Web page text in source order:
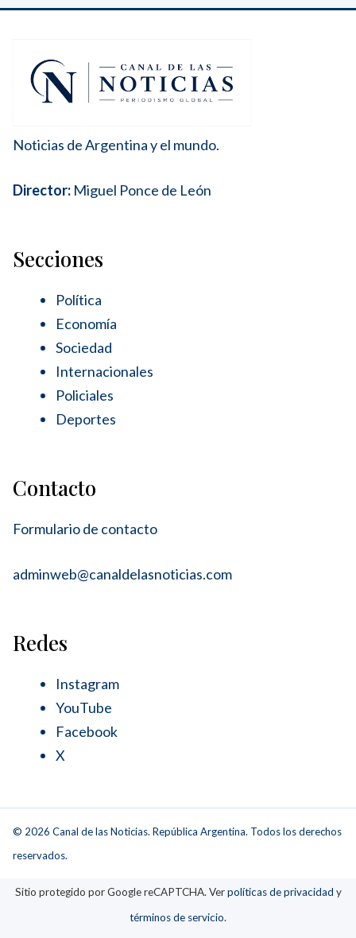
Noticias de Argentina y el mundo.
Director: Miguel Ponce de León
Secciones
Política
Economía
Sociedad
Internacionales
Policiales
Deportes
Contacto
Formulario de contacto
adminweb@canaldelasnoticias.com
Redes
Instagram
YouTube
Facebook
X
© 2026 Canal de las Noticias. República Argentina. Todos los derechos
reservados.
Sitio protegido por Google reCAPTCHA. Verpolíticas de privacidad y
términos de servicio.